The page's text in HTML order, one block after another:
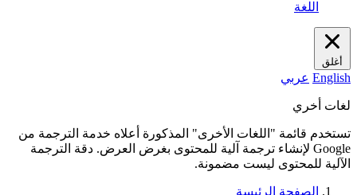
اللغة
أغلق
English عربي
لغات أخري
تستخدم قائمة "اللغات الأخرى" المذكورة أعلاه خدمة الترجمة من
Google لإنشاء ترجمة آلية للمحتوى بغرض العرض. دقة الترجمة
الآلية للمحتوى ليست مضمونة.
الصفحة الرئيسة